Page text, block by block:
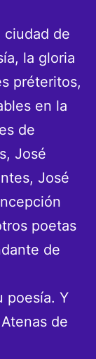
ciudad de
la gloria
préteritos,
en la
de
José
José
poetas
de
poesía. Y
de